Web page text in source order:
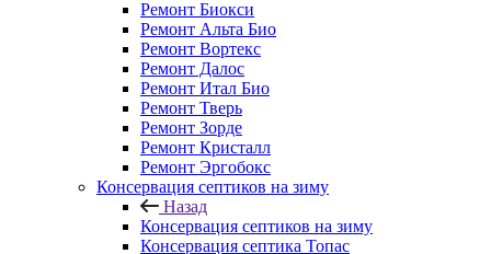
Ремонт Биокси
Ремонт Альта Био
Ремонт Вортекс
Ремонт Далос
Ремонт Итал Био
Ремонт Тверь
Ремонт Зорде
Ремонт Кристалл
Ремонт Эргобокс
Консервация септиков на зиму
Назад
Консервация септиков на зиму
Консервация септика Топас